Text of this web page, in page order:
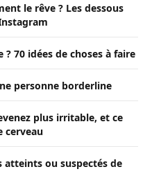
le rêve ? Les dessous
? 70 idées de choses à faire
personne borderline
plus irritable, et ce
cerveau
atteints ou suspectés de